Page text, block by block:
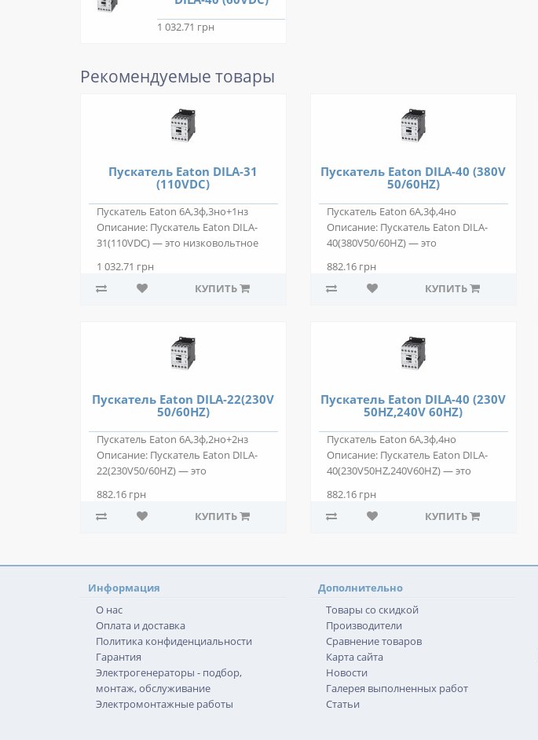
1 032.71 грн
Рекомендуемые товары
Пускатель Eaton DILA-31
(110VDC)
Пускатель Eaton 6А,3ф,3но+1нз
Описание: Пускатель Eaton DILA-
31(110VDC) — это низковольтное
1 032.71 грн
КУПИТЬ
Пускатель Eaton DILA-40 (380V
50/60HZ)
Пускатель Eaton 6А,3ф,4но
Описание: Пускатель Eaton DILA-
40(380V50/60HZ) — это
882.16 грн
КУПИТЬ
Пускатель Eaton DILA-22(230V
50/60HZ)
Пускатель Eaton 6А,3ф,2но+2нз
Описание: Пускатель Eaton DILA-
22(230V50/60HZ) — это
882.16 грн
КУПИТЬ
Пускатель Eaton DILA-40 (230V
50HZ,240V 60HZ)
Пускатель Eaton 6А,3ф,4но
Описание: Пускатель Eaton DILA-
40(230V50HZ,240V60HZ) — это
882.16 грн
КУПИТЬ
Информация
О нас
Оплата и доставка
Политика конфиденциальности
Гарантия
Электрогенераторы - подбор,
монтаж, обслуживание
Электромонтажные работы
Дополнительно
Товары со скидкой
Производители
Сравнение товаров
Карта сайта
Новости
Галерея выполненных работ
Статьи